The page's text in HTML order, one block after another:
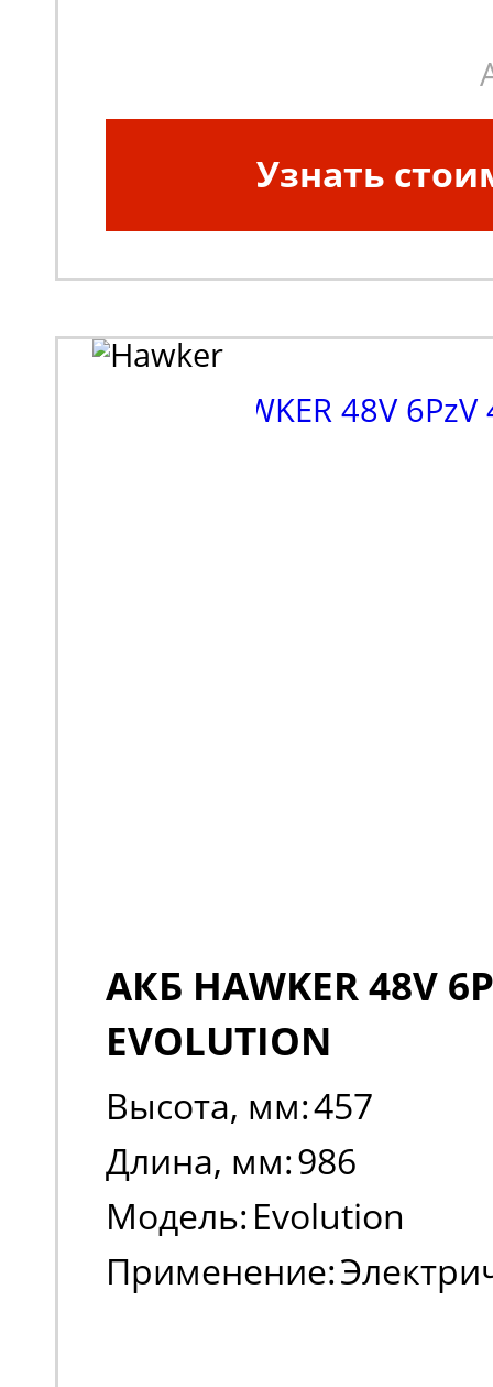
Узнать
АКБ HAWKER 48V
EVOLUTION
Высота, мм:457
Длина, мм:986
Модель: Evolution
Применение: